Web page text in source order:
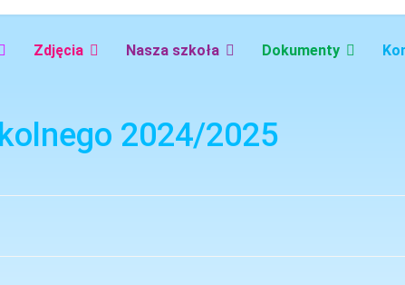
Zdjęcia Nasza szkoła Dokumenty
2024/2025